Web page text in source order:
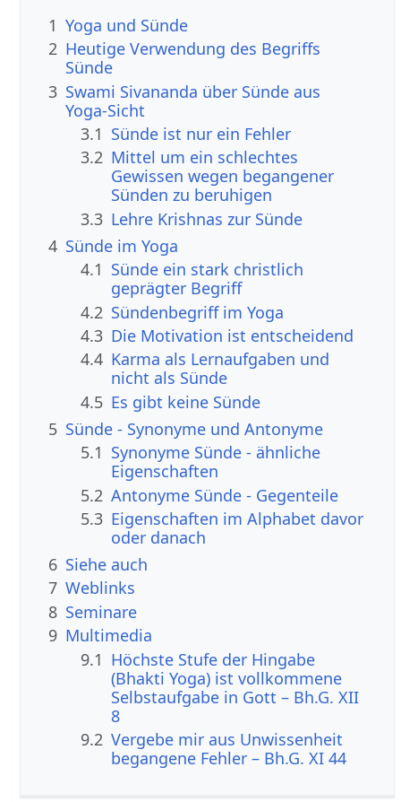
1 Yoga und Sünde
2 Heutige Verwendung des Begriffs
Sünde
3 Swami Sivananda über Sünde aus
Yoga-Sicht
3.1 Sünde ist nur ein Fehler
3.2 Mittel um ein schlechtes
Gewissen wegen begangener
Sünden zu beruhigen
3.3 Lehre Krishnas zur Sünde
4 Sünde im Yoga
4.1 Sünde ein stark christlich
geprägter Begriff
4.2 Sündenbegriff im Yoga
4.3 Die Motivation ist entscheidend
4.4 Karma als Lernaufgaben und
nicht als Sünde
4.5 Es gibt keine Sünde
5 Sünde - Synonyme und Antonyme
5.1 Synonyme Sünde - ähnliche
Eigenschaften
5.2 Antonyme Sünde - Gegenteile
5.3 Eigenschaften im Alphabet davor
oder danach
6 Siehe auch
7 Weblinks
8 Seminare
9 Multimedia
9.1 Höchste Stufe der Hingabe
(Bhakti Yoga) ist vollkommene
Selbstaufgabe in Gott – Bh.G. XII
8
9.2 Vergebe mir aus Unwissenheit
begangene Fehler – Bh.G. XI 44